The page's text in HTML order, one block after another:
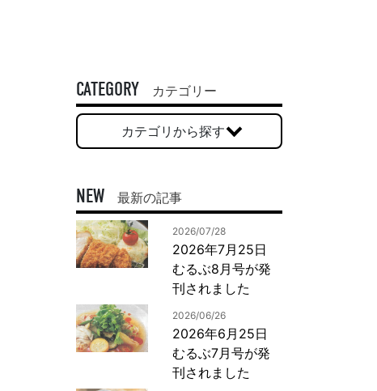
一般事業主行動計画
一般印刷 （オンデマンド・オフセット）
ユニバーサル・コミュニケーション・デザイン
動画制作・映像撮影（ドローン撮影）
イラスト・キャラクター制作
ロゴデザイン・CI設計
コピー・ライティング
電子ブック制作
自社メディア
CATEGORY カテゴリー
カテゴリから探す
NEW 最新の記事
2026/07/28
2026年7月25日
むるぶ8月号が発
刊されました
2026/06/26
2026年6月25日
むるぶ7月号が発
刊されました